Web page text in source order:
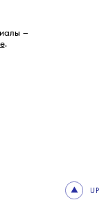
–
.
UP